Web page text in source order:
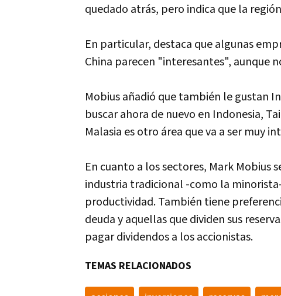
quedado atrás, pero indica que la
En particular, destaca que algunas
China parecen "interesantes", aunque
Mobius añadió que también le gustan
buscar ahora de nuevo en Indonesia,
Malasia es otro área que va a ser muy
En cuanto a los sectores, Mark Mobius
industria tradicional -como la
productividad. También tiene
deuda y aquellas que dividen sus
pagar dividendos a los accionistas.
TEMAS RELACIONADOS